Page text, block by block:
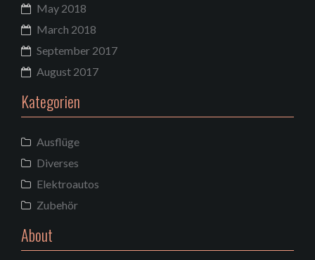
May 2018
March 2018
September 2017
August 2017
Kategorien
Ausflüge
Diverses
Elektroautos
Zubehör
About